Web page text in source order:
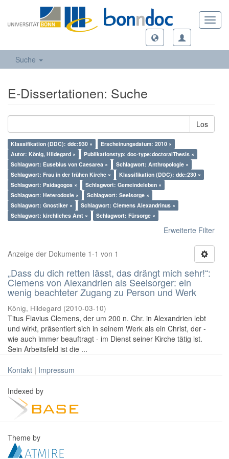
Suche
E-Dissertationen: Suche
Los
Klassifikation (DDC): ddc:930 ×
Erscheinungsdatum: 2010 ×
Autor: König, Hildegard ×
Publikationstyp: doc-type:doctoralThesis ×
Schlagwort: Eusebius von Caesarea ×
Schlagwort: Anthropologie ×
Schlagwort: Frau in der frühen Kirche ×
Klassifikation (DDC): ddc:230 ×
Schlagwort: Paidagogos ×
Schlagwort: Gemeindeleben ×
Schlagwort: Heterodoxie ×
Schlagwort: Seelsorge ×
Schlagwort: Gnostiker ×
Schlagwort: Clemens Alexandrinus ×
Schlagwort: kirchliches Amt ×
Schlagwort: Fürsorge ×
Erweiterte Filter
Anzeige der Dokumente 1-1 von 1
„Dass du dich retten lässt, das drängt mich sehr!“:
Clemens von Alexandrien als Seelsorger: ein
wenig beachteter Zugang zu Person und Werk
König, Hildegard (2010-03-10)
Titus Flavius Clemens, der um 200 n. Chr. in Alexandrien lebt
und wirkt, präsentiert sich in seinem Werk als ein Christ, der -
wie auch immer beauftragt - im Dienst seiner Kirche tätig ist.
Sein Arbeitsfeld ist die ...
Kontakt | Impressum
Indexed by
Theme by